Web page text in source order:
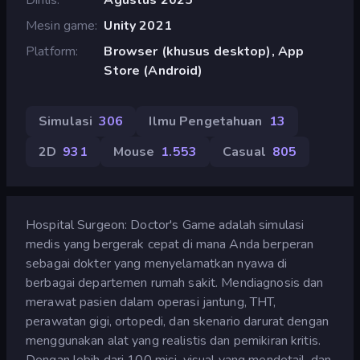
Mesin game Unity 2021
Platform
Browser (khusus desktop), App
Store (Android)
Simulasi 306 Ilmu Pengetahuan 13
2D 931 Mouse 1.553 Casual 805
Hospital Surgeon: Doctor's Game adalah simulasi
medis yang bergerak cepat di mana Anda berperan
sebagai dokter yang menyelamatkan nyawa di
berbagai departemen rumah sakit. Mendiagnosis dan
merawat pasien dalam operasi jantung, THT,
perawatan gigi, ortopedi, dan skenario darurat dengan
menggunakan alat yang realistis dan pemikiran kritis.